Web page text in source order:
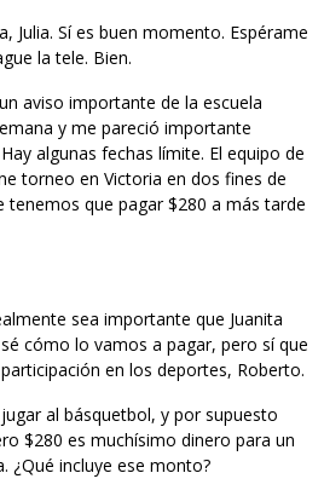
Julia. Sí es buen momento. Espérame
la tele. Bien.
aviso importante de la escuela
y me pareció importante
algunas fechas límite. El equipo de
torneo en Victoria en dos fines de
tenemos que pagar $280 a más tarde
sea importante que Juanita
cómo lo vamos a pagar, pero sí que
en los deportes, Roberto.
al básquetbol, y por supuesto
$280 es muchísimo dinero para un
¿Qué incluye ese monto?